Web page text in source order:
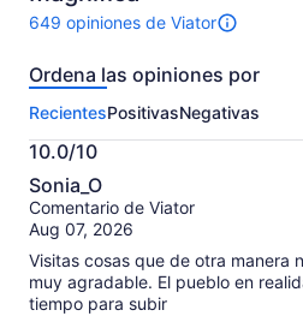
649 opiniones de Viator
Hay
opiniones
esta
actividad.
Más
información
sobre
nuestras
verificadas
Ordena las opiniones por
RecientesPositivasNegativas
10.0/10
10.0
de
10
Sonia_O
Comentario de Viator
Aug 07, 2026
Visitas cosas que de otra manera
muy agradable. El pueblo en
tiempo para subir